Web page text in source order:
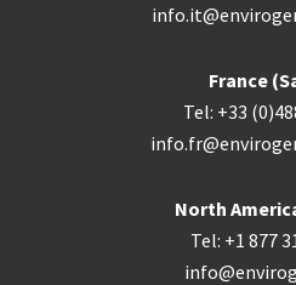
France
Tel: +33
North
Tel: +1 877